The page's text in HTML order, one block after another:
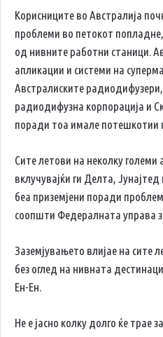
Корисниците во Австралија
проблеми во петокот
од нивните работни станици.
апликации и системи на
Австралиските
радиодифузна корпорација и
поради тоа имале потешкотии
Сите летови на неколку
вклучувајќи ги Делта,
беа приземјени поради
соопшти Федералната управа
Заземјувањето влијае на сите
без оглед на нивната
Ен-Ен.
Не е јасно колку долго ќе трае